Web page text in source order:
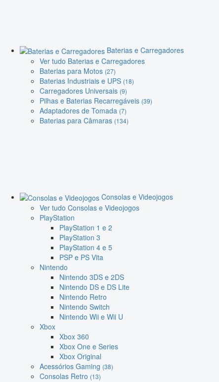
Baterias e Carregadores
Ver tudo Baterias e Carregadores
Baterias para Motos (27)
Baterias Industriais e UPS (18)
Carregadores Universais (9)
Pilhas e Baterias Recarregáveis (39)
Adaptadores de Tomada (7)
Baterias para Câmaras (134)
Consolas e Videojogos
Ver tudo Consolas e Videojogos
PlayStation
PlayStation 1 e 2
PlayStation 3
PlayStation 4 e 5
PSP e PS Vita
Nintendo
Nintendo 3DS e 2DS
Nintendo DS e DS Lite
Nintendo Retro
Nintendo Switch
Nintendo Wii e Wii U
Xbox
Xbox 360
Xbox One e Series
Xbox Original
Acessórios Gaming (38)
Consolas Retro (13)